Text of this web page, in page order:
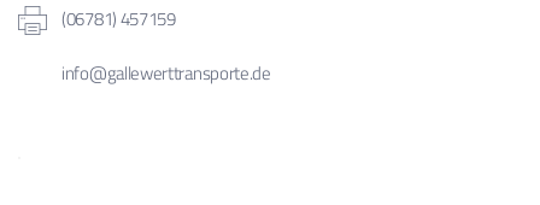
(06781) 457159
info@gallewerttransporte.de